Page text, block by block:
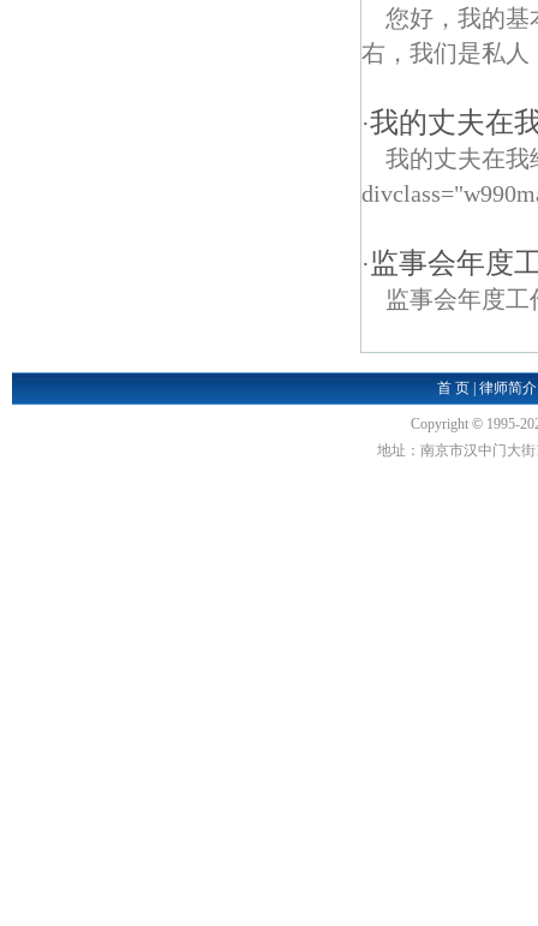
您好，我的基
右，我们是私人
·我的丈夫在
我的丈夫在我
·监事会年度
监事会年度
首 页 |律师简介
Copyright © 1995-
地址：南京市汉中门大街